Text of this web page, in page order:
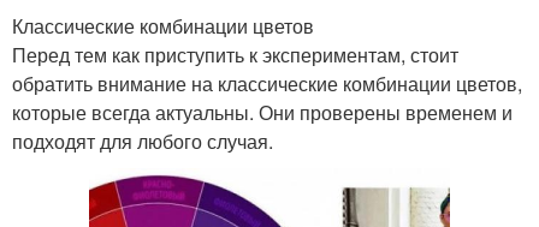
Классические комбинации цветов
Перед тем как приступить к экспериментам, стоит
обратить внимание на классические комбинации цветов,
которые всегда актуальны. Они проверены временем и
подходят для любого случая.